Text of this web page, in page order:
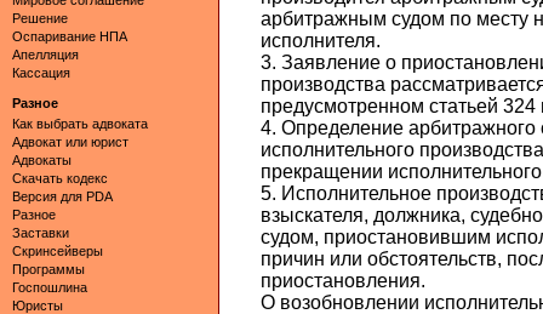
Решение
Оспаривание НПА
Апелляция
Кассация
Разное
Как выбрать адвоката
Адвокат или юрист
Адвокаты
Скачать кодекс
Версия для PDA
Разное
Заставки
Скринсейверы
Программы
Госпошлина
Юристы
арбитражным судом по месту
исполнителя.
3. Заявление о
производства
предусмотренном статьей 324
4. Определение
исполнительного
прекращении
5. Исполнительное
взыскателя, должника,
судом, приостановившим
причин или обстоятельств,
приостановления.
О возобновлении